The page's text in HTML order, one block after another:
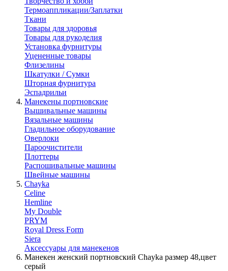
Термоаппликации/Заплатки
Ткани
Товары для здоровья
Товары для рукоделия
Установка фурнитуры
Уцененные товары
Флизелины
Шкатулки / Сумки
Шторная фурнитура
Эспадрильи
Манекены портновские
Вышивальные машины
Вязальные машины
Гладильное оборудование
Оверлоки
Пароочистители
Плоттеры
Распошивальные машины
Швейные машины
Chayka
Celine
Hemline
My Double
PRYM
Royal Dress Form
Siera
Аксессуары для манекенов
Манекен женский портновский Chayka размер 48,цвет
серый